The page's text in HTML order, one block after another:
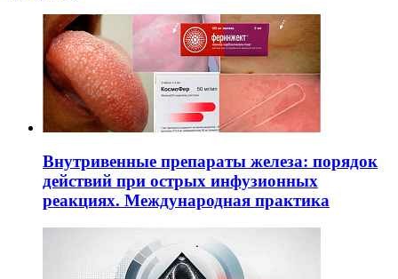
Внутривенные препараты железа: порядок
действий при острых инфузионных
реакциях. Международная практика